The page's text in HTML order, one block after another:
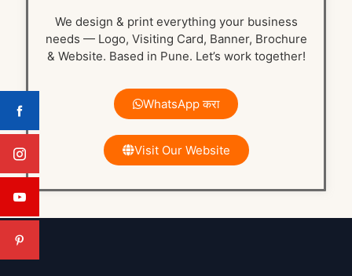
We design & print everything your business
needs — Logo, Visiting Card, Banner, Brochure
& Website. Based in Pune. Let’s work together!
WhatsApp करा
Visit Our Website